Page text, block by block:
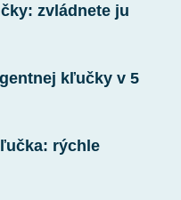
zvládnete ju
kľučky v 5
rýchle